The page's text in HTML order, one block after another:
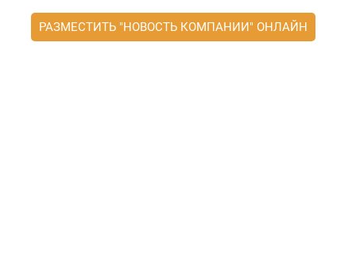
РАЗМЕСТИТЬ "НОВОСТЬ КОМПАНИИ" ОНЛАЙН